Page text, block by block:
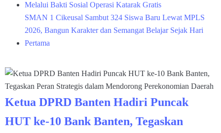
Melalui Bakti Sosial Operasi Katarak Gratis
SMAN 1 Cikeusal Sambut 324 Siswa Baru Lewat MPLS
2026, Bangun Karakter dan Semangat Belajar Sejak Hari
Pertama
Ketua DPRD Banten Hadiri Puncak
HUT ke-10 Bank Banten, Tegaskan